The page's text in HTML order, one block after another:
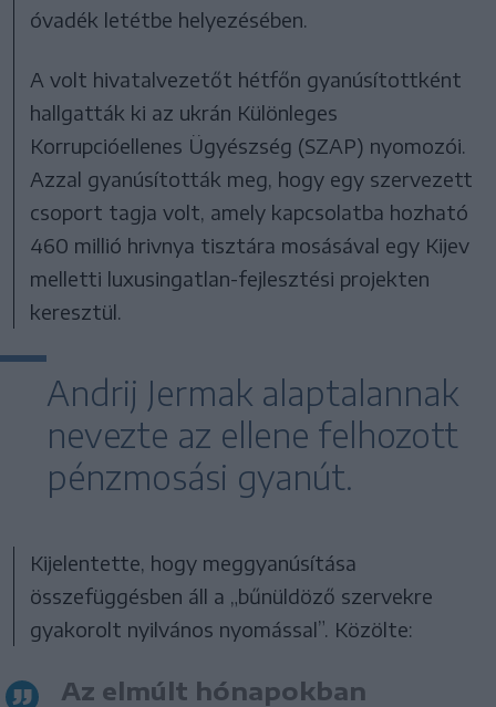
óvadék letétbe helyezésében.
A volt hivatalvezetőt hétfőn gyanúsítottként
hallgatták ki az ukrán Különleges
Korrupcióellenes Ügyészség (SZAP) nyomozói.
Azzal gyanúsították meg, hogy egy szervezett
csoport tagja volt, amely kapcsolatba hozható
460 millió hrivnya tisztára mosásával egy Kijev
melletti luxusingatlan-fejlesztési projekten
keresztül.
Andrij Jermak alaptalannak
nevezte az ellene felhozott
pénzmosási gyanút.
Kijelentette, hogy meggyanúsítása
összefüggésben áll a „bűnüldöző szervekre
gyakorolt nyilvános nyomással”. Közölte:
Az elmúlt hónapokban